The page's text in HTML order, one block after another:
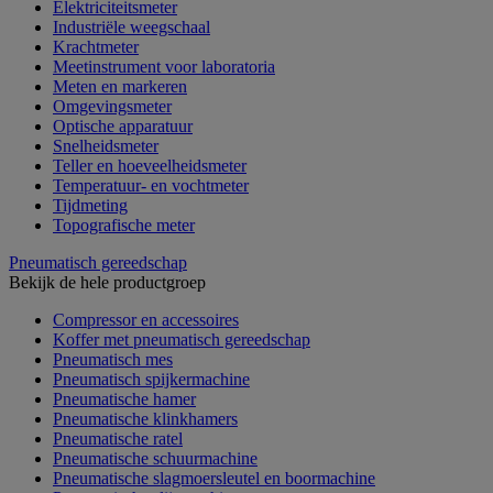
Elektriciteitsmeter
Industriële weegschaal
Krachtmeter
Meetinstrument voor laboratoria
Meten en markeren
Omgevingsmeter
Optische apparatuur
Snelheidsmeter
Teller en hoeveelheidsmeter
Temperatuur- en vochtmeter
Tijdmeting
Topografische meter
Pneumatisch gereedschap
Bekijk de hele productgroep
Compressor en accessoires
Koffer met pneumatisch gereedschap
Pneumatisch mes
Pneumatisch spijkermachine
Pneumatische hamer
Pneumatische klinkhamers
Pneumatische ratel
Pneumatische schuurmachine
Pneumatische slagmoersleutel en boormachine